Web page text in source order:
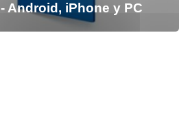
- Android, iPhone y PC